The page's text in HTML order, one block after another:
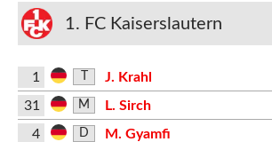
1. FC Kaiserslautern
1
J. Krahl
31
M L. Sirch
4 D
M. Gyamfi